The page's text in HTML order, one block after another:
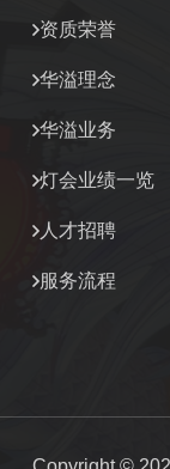
资质荣誉
华溢理念
华溢业务
灯会业绩一览
人才招聘
服务流程